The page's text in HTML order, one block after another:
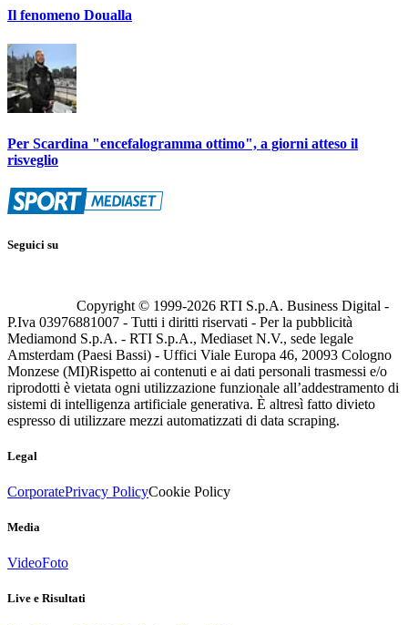
Il fenomeno Doualla
Per Scardina "encefalogramma ottimo", a giorni atteso il
risveglio
Seguici su
Copyright © 1999-2026 RTI S.p.A. Business Digital -
P.Iva 03976881007 - Tutti i diritti riservati - Per la pubblicità
Mediamond S.p.A. - RTI S.p.A., Mediaset N.V., sede legale
Amsterdam (Paesi Bassi) - Uffici Viale Europa 46, 20093 Cologno
Monzese (MI)Rispetto ai contenuti e ai dati personali trasmessi e/o
riprodotti è vietata ogni utilizzazione funzionale all’addestramento di
sistemi di intelligenza artificiale generativa. È altresì fatto divieto
espresso di utilizzare mezzi automatizzati di data scraping.
Legal
CorporatePrivacy PolicyCookie Policy
Media
VideoFoto
Live e Risultati